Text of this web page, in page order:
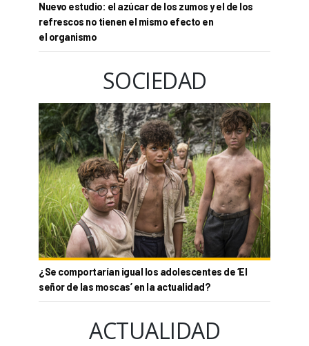
Nuevo estudio: el azúcar de los zumos y el de los
refrescos no tienen el mismo efecto en
el organismo
SOCIEDAD
¿Se comportarían igual los adolescentes de ‘El
señor de las moscas’ en la actualidad?
ACTUALIDAD